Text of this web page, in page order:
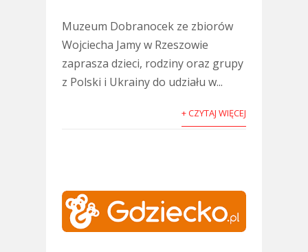
Muzeum Dobranocek ze zbiorów
Wojciecha Jamy w Rzeszowie
zaprasza dzieci, rodziny oraz grupy
z Polski i Ukrainy do udziału w...
+ CZYTAJ WIĘCEJ